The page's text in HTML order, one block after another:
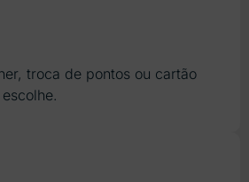
troca de pontos ou cartão